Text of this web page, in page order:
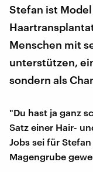
Stefan ist
Menschen mit
unterstützen,
sondern als
"Du hast ja ganz
Satz einer Hair-
Jobs sei für
Magengrube